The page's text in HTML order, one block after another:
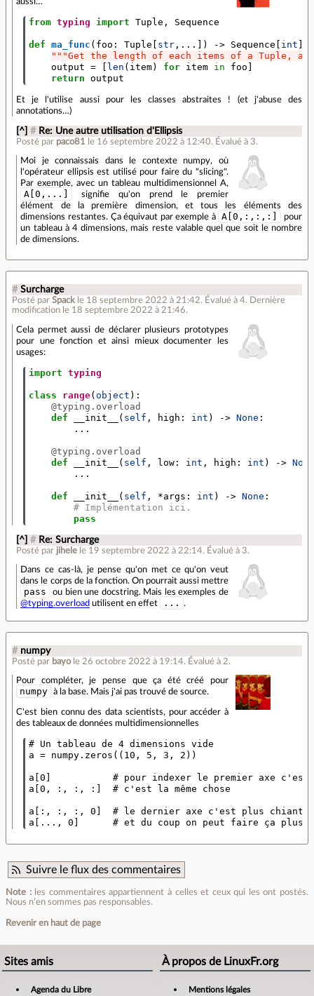
from typing import Tuple , Sequence
def ma_func ( foo : Tuple str , ... ]) -> Sequence int
"""Get the length of each items of a Tuple, as
output = len ( item) for item in foo
return output
Et je l'utilise aussi pour les classes abstraites ! (et j'abuse des
annotations…)
[^] # Re: Une autre utilisation d'Ellipsis
Posté par paco81 le 16 septembre 2022 à 12:40. Évalué à 3.
Moi je connaissais dans le contexte numpy, où
l'opérateur ellipsis est utilisé pour faire du "slicing".
Par exemple, avec un tableau multidimensionnel A,
A[0,...]
signifie qu'on prend le premier
élément de la première dimension, et tous les éléments des
dimensions restantes. Ça équivaut par exemple à
A[0,:,:,:]
pour
un tableau à 4 dimensions, mais reste valable quel que soit le nombre
de dimensions.
# Surcharge
Posté par Spack le 18 septembre 2022 à 21:42. Évalué à 4. Dernière
modification le 18 septembre 2022 à 21:46.
Cela permet aussi de déclarer plusieurs prototypes
pour une fonction et ainsi mieux documenter les
usages:
import typing
class range( object ):
@typing.overload
def
__init__ ( self , high : int ) -> None :
...
@typing.overload
def
__init__ ( self , low : int , high : int ) -> None
...
def __init__ ( self , *args : int ) -> None :
# Implémentation ici.
pass
[^] # Re: Surcharge
Posté par jihele le 19 septembre 2022 à 22:14. Évalué à 3.
Dans ce cas-là, je pense qu'on met ce qu'on veut
dans le corps de la fonction. On pourrait aussi mettre
pass
ou bien une docstring. Mais les exemples de
@typing.overload utilisent en effet ... .
# numpy
Posté par bayo le 26 octobre 2022 à 19:14. Évalué à 2.
Pour compléter, je pense que ça été créé pour
numpy à la base. Mais j'ai pas trouvé de source.
C'est bien connu des data scientists, pour accéder à
des tableaux de données multidimensionnelles
# Un tableau de 4 dimensions vide
a = numpy.zeros((10, 5, 3, 2))
a[0]           # pour indexer le premier axe c'est
a[0, :, :, :]  # c'est la même chose
a[:, :, :, 0]  # le dernier axe c'est plus chiant
Suivre le flux des commentaires
Note :les commentaires appartiennent à celles et ceux qui les ont postés.
Nous n’en sommes pas responsables.
Revenir en haut de page
Sites amis
Agenda du Libre
À propos de LinuxFr.org
Mentions légales